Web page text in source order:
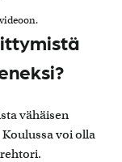
vähäisen
voi olla